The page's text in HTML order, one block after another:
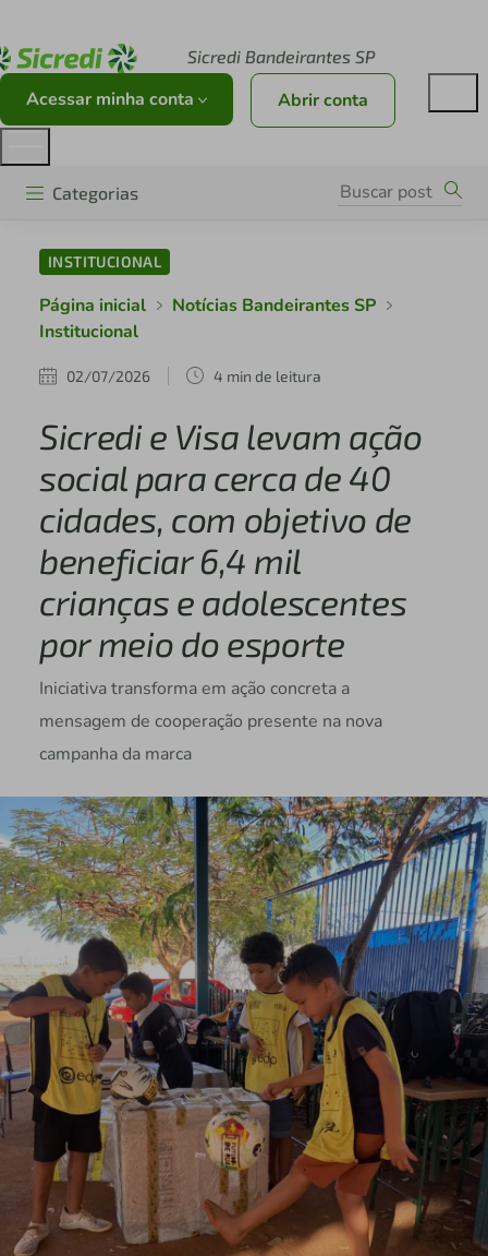
Sicredi Bandeirantes SP
Acessar minha conta Abrir conta
Categorias
INSTITUCIONAL
Página inicial
Notícias Bandeirantes SP
Institucional
02/07/2026 4 min de leitura
Sicredi e Visa levam ação
social para cerca de 40
cidades, com objetivo de
beneficiar 6,4 mil
crianças e adolescentes
por meio do esporte
Iniciativa transforma em ação concreta a
mensagem de cooperação presente na nova
campanha da marca